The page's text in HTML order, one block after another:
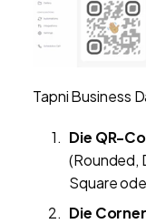
Tapni Business
Die QR-
(Rounded,
Square
Die